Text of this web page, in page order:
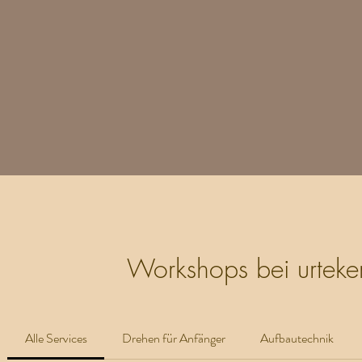
Workshops bei
Alle Services Drehen für Anfänger Aufbautechnik